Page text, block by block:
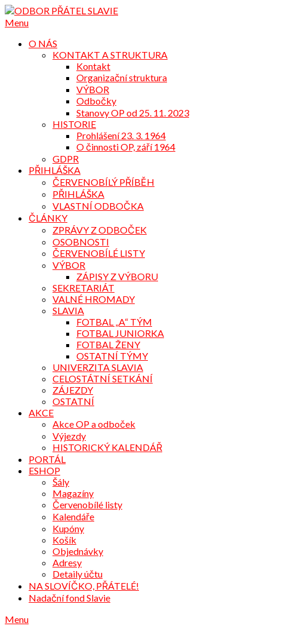
Přejdi
na
Menu
O NÁS
KONTAKT A STRUKTURA
Kontakt
Organizační struktura
VÝBOR
Odbočky
Stanovy OP od 25. 11. 2023
HISTORIE
Prohlášení 23. 3. 1964
O činnosti OP, září 1964
GDPR
PŘIHLÁŠKA
ČERVENOBÍLÝ PŘÍBĚH
PŘIHLÁŠKA
VLASTNÍ ODBOČKA
ČLÁNKY
ZPRÁVY Z ODBOČEK
OSOBNOSTI
ČERVENOBÍLÉ LISTY
VÝBOR
ZÁPISY Z VÝBORU
SEKRETARIÁT
VALNÉ HROMADY
SLAVIA
FOTBAL „A“ TÝM
FOTBAL JUNIORKA
FOTBAL ŽENY
OSTATNÍ TÝMY
UNIVERZITA SLAVIA
CELOSTÁTNÍ SETKÁNÍ
ZÁJEZDY
OSTATNÍ
AKCE
Akce OP a odboček
Výjezdy
HISTORICKÝ KALENDÁŘ
PORTÁL
ESHOP
Šály
Magazíny
Červenobílé listy
Kalendáře
Kupóny
Košík
Objednávky
Adresy
Detaily účtu
NA SLOVÍČKO, PŘÁTELÉ!
Nadační fond Slavie
Menu